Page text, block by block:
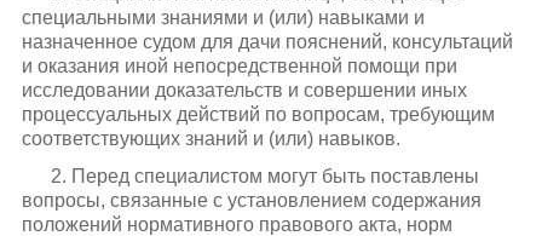
специальными знаниями и (или) навыками и
назначенное судом для дачи пояснений, консультаций
и оказания иной непосредственной помощи при
исследовании доказательств и совершении иных
процессуальных действий по вопросам, требующим
соответствующих знаний и (или) навыков.
2. Перед специалистом могут быть поставлены
вопросы, связанные с установлением содержания
положений нормативного правового акта, норм